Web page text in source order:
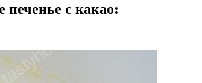
печенье с какао: